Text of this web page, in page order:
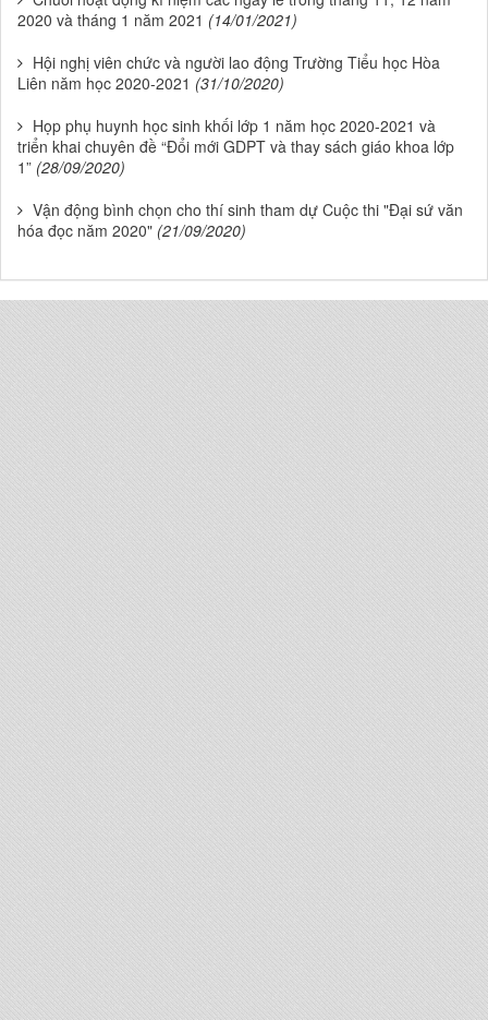
2020 và tháng 1 năm 2021 (14/01/2021)
Hội nghị viên chức và người lao động Trường Tiểu học Hòa
Liên năm học 2020-2021 (31/10/2020)
Họp phụ huynh học sinh khối lớp 1 năm học 2020-2021 và
triển khai chuyên đề “Đổi mới GDPT và thay sách giáo khoa lớp
1” (28/09/2020)
Vận động bình chọn cho thí sinh tham dự Cuộc thi "Đại sứ văn
hóa đọc năm 2020" (21/09/2020)